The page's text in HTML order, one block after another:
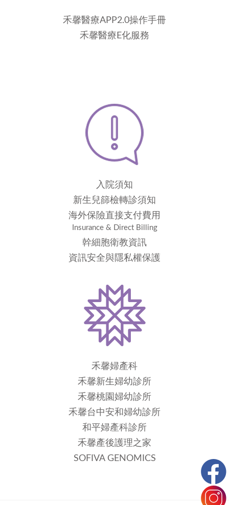
禾馨醫療APP2.0操作手冊
禾馨醫療E化服務
入院須知
新生兒篩檢轉診須知
海外保險直接支付費用
Insurance & Direct Billing
幹細胞衛教資訊
資訊安全與隱私權保護
禾馨婦產科
禾馨新生婦幼診所
禾馨桃園婦幼診所
禾馨台中安和婦幼診所
和平婦產科診所
禾馨產後護理之家
SOFIVA GENOMICS